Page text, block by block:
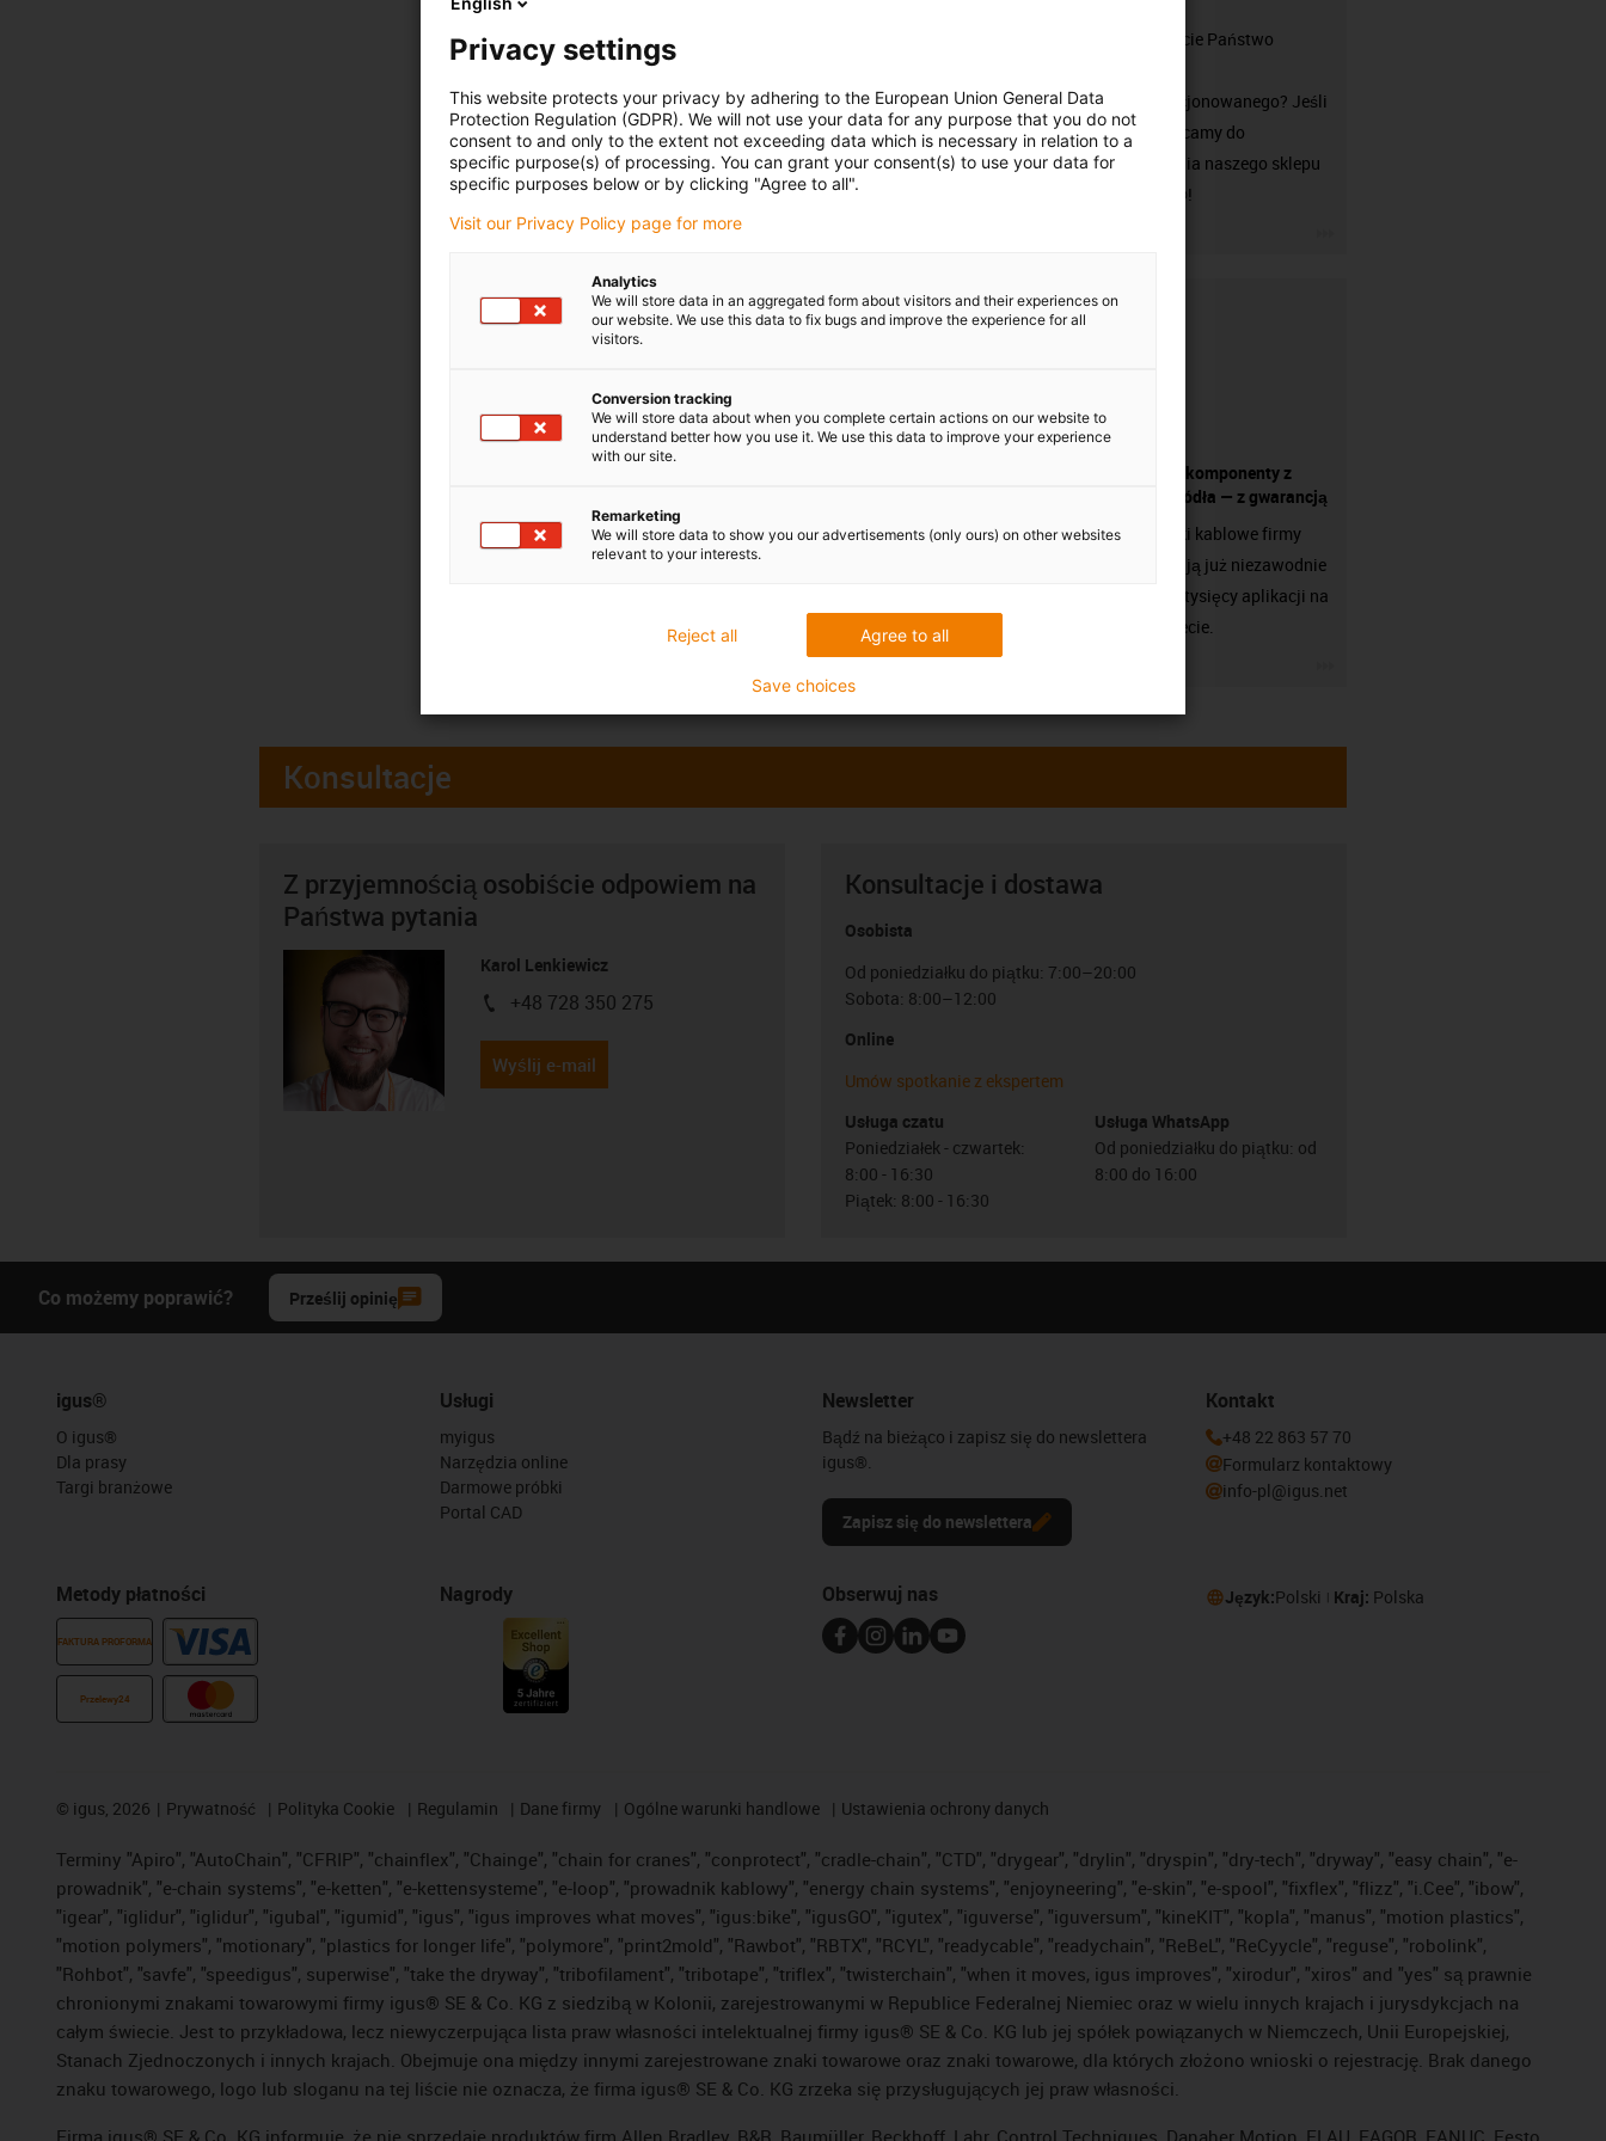
Czu szukacie Państwo
niekonfekcjonowanego? Jeśli
tak, zachęcamy do
odwiedzenia naszego sklepu
chainflex®!
Wszystkie komponenty z
jednego źródła — z gwarancją
Prowadniki kablowe firmy
igus działają już niezawodnie
w setkach tysięcy aplikacji na
całym świecie.
Konsultacje
Z przyjemnością osobiście odpowiem na
Państwa pytania
Karol Lenkiewicz
igus-icon-phone
+48 728 350 275
Wyślij e-mail
Konsultacje i dostawa
Osobista
Od poniedziałku do piątku: 7:00–20:00
Sobota: 8:00–12:00
Online
Umów spotkanie z ekspertem
Usługa czatu
Poniedziałek - czwartek:
8:00 - 16:30
Piątek: 8:00 - 16:30
Usługa WhatsApp
Od poniedziałku do piątku: od
8:00 do 16:00
Co możemy poprawić? Prześlij opinię
igus®
O igus®
Dla prasy
Targi branżowe
Metody płatności
FAKTURA PROFORMA
Przelewy24
Usługi
myigus
Narzędzia online
Darmowe próbki
Portal CAD
Nagrody
Newsletter
Bądź na bieżąco i zapisz się do newslettera
igus®.
Zapisz się do newslettera
Kontakt
+48 22 863 57 70
Formularz kontaktowy
info-pl@igus.net
Obserwuj nas Język:Polski Kraj: Polska
© igus, 2026 Prywatność Polityka Cookie Regulamin Dane firmy Ogólne warunki handlowe Ustawienia ochrony danych
Terminy "Apiro", "AutoChain", "CFRIP", "chainflex", "Chainge", "chain for cranes", "conprotect", "cradle-chain", "CTD", "drygear", "drylin", "dryspin", "dry-tech", "dryway", "easy chain", "e-
prowadnik", "e-chain systems", "e-ketten", "e-kettensysteme", "e-loop", "prowadnik kablowy", "energy chain systems", "enjoyneering", "e-skin", "e-spool", "fixflex", "flizz", "i.Cee", "ibow",
"igear", "iglidur", "iglidur", "igubal", "igumid", "igus", "igus improves what moves", "igus:bike", "igusGO", "igutex", "iguverse", "iguversum", "kineKIT", "kopla", "manus", "motion plastics",
"motion polymers", "motionary", "plastics for longer life", "polymore", "print2mold", "Rawbot", "RBTX", "RCYL", "readycable", "readychain", "ReBeL", "ReCyycle", "reguse", "robolink",
"Rohbot", "savfe", "speedigus", superwise", "take the dryway", "tribofilament", "tribotape", "triflex", "twisterchain", "when it moves, igus improves", "xirodur", "xiros" and "yes" są prawnie
chronionymi znakami towarowymi firmy igus® SE & Co. KG z siedzibą w Kolonii, zarejestrowanymi w Republice Federalnej Niemiec oraz w wielu innych krajach i jurysdykcjach na
całym świecie. Jest to przykładowa, lecz niewyczerpująca lista praw własności intelektualnej firmy igus® SE & Co. KG lub jej spółek powiązanych w Niemczech, Unii Europejskiej,
Stanach Zjednoczonych i innych krajach. Obejmuje ona między innymi zarejestrowane znaki towarowe oraz znaki towarowe, dla których złożono wnioski o rejestrację. Brak danego
znaku towarowego, logo lub sloganu na tej liście nie oznacza, że firma igus® SE & Co. KG zrzeka się przysługujących jej praw własności.
Firma igus® SE & Co. KG informuje, że nie sprzedaje produktów firm Allen Bradley, B&R, Baumüller, Beckhoff, Lahr, Control Techniques, Danaher Motion, ELAU, FAGOR, FANUC, Festo,
Privacy settings
This website protects your privacy by adhering to the European Union General Data
Protection Regulation (GDPR). We will not use your data for any purpose that you do not
consent to and only to the extent not exceeding data which is necessary in relation to a
specific purpose(s) of processing. You can grant your consent(s) to use your data for
specific purposes below or by clicking "Agree to all".
Visit our Privacy Policy page for more
Analytics
We will store data in an aggregated form about visitors and their experiences on
our website. We use this data to fix bugs and improve the experience for all
visitors.
Conversion tracking
We will store data about when you complete certain actions on our website to
understand better how you use it. We use this data to improve your experience
with our site.
Remarketing
We will store data to show you our advertisements (only ours) on other websites
relevant to your interests.
Agree to all
Reject all
Save choices